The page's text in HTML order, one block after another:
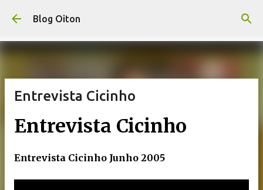
Pular para o conteúdo principal
Blog Oiton
Entrevista Cicinho
Entrevista Cicinho
Entrevista Cicinho Junho 2005